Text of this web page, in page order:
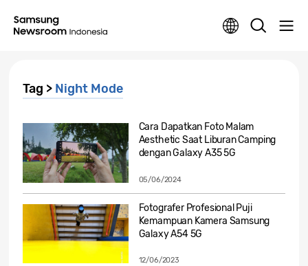
Tag > Night Mode
Cara Dapatkan Foto Malam
Aesthetic Saat Liburan Camping
dengan Galaxy A35 5G
05/06/2024
Fotografer Profesional Puji
Kemampuan Kamera Samsung
Galaxy A54 5G
12/06/2023